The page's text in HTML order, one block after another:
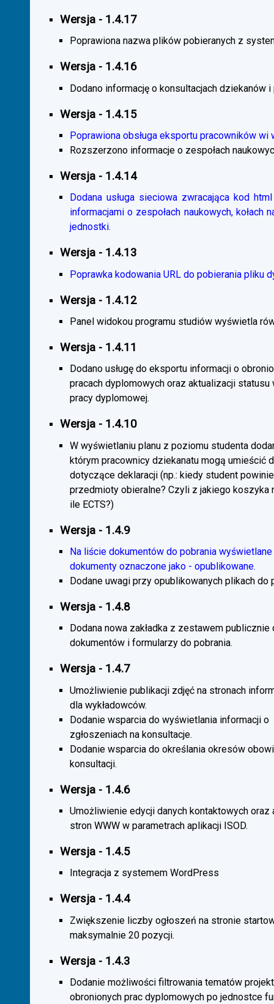
Wersja - 1.4.17
Poprawiona nazwa plików pobieranych z
Wersja - 1.4.16
Dodano informację o konsultacjach dziekanów
Wersja - 1.4.15
Poprawiona obsługa eksportu pracowników wi
Rozszerzono informacje o zespołach
Wersja - 1.4.14
Dodana usługa sieciowa zwracająca kod
informacjami o zespołach naukowych,
jednostki.
Wersja - 1.4.13
Poprawka kodowania URL do pobierania pliku
Wersja - 1.4.12
Panel widokou programu studiów wyświetla
Wersja - 1.4.11
Dodano usługę do eksportu informacji o
pracach dyplomowych oraz aktualizacji
pracy dyplomowej.
Wersja - 1.4.10
W wyświetlaniu planu z poziomu studenta
którym pracownicy dziekanatu mogą umieścić
dotyczące deklaracji (np.: kiedy student
przedmioty obieralne? Czyli z jakiego koszyka
ile ECTS?)
Wersja - 1.4.9
Na liście dokumentów do pobrania
dokumenty oznaczone jako - opublikowane.
Dodane uwagi przy opublikowanych plikach do
Wersja - 1.4.8
Dodana nowa zakładka z zestawem publicznie
dokumentów i formularzy do pobrania.
Wersja - 1.4.7
Umożliwienie publikacji zdjęć na stronach
dla wykładowców.
Dodanie wsparcia do wyświetlania informacji o
zgłoszeniach na konsultacje.
Dodanie wsparcia do określania okresów
konsultacji.
Wersja - 1.4.6
Umożliwienie edycji danych kontaktowych oraz
stron WWW w parametrach aplikacji ISOD.
Wersja - 1.4.5
Integracja z systemem WordPress
Wersja - 1.4.4
Zwiększenie liczby ogłoszeń na stronie
maksymalnie 20 pozycji.
Wersja - 1.4.3
Dodanie możliwości filtrowania tematów
obronionych prac dyplomowych po jednostce